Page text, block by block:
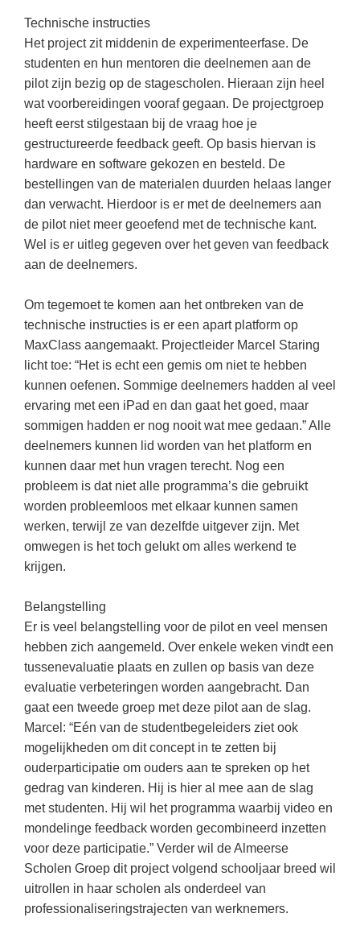
Nederlands
Rekenen / Wiskunde
Scheikunde
Sociale vaardigheden
Spaans
Studievaardigheden
Techniek
Topografie
Verkeer
THEMA'S
Budgetteren
De boerderij
Duurzaamheid
Eerste wereldoorlog
Evolutieleer
Feest- en Gedenkdagen
Godsdienstonderwijs
Kerstfeest
Kleurplaten
Mediawijsheid
Nieuws
Onderwijsprijs
Ruimte
Schoolreisideeën
Schoolspullen
Seizoenen
Seksualiteit
Sinterklaas
Spelletjes
Geschiedenis
Nederlands
Sociale vaardigheden
Studievaardigheden
Taalvaardigheden
LESMATERIAAL
Beeldende Vorming
Geld PO
Geld VO
Geschiedenis
Maatschappijleer
Orientatie
Rekenen
Sociale vaardigheden
Taalvaardigheid
Vakoverstijgend
MEER...
AI voor het onderwijs
Kruiswoordpuzzels
Onderwijslonen
Vrijeschoolonderwijs
Montessori onderwijs
Jenaplanonderwijs
Daltononderwijs
Schoolspullen
Onderwijsvacatures
Afscheidstekst collega
Technische instructies
Het project zit middenin de experimenteerfase. De
studenten en hun mentoren die deelnemen aan de
pilot zijn bezig op de stagescholen. Hieraan zijn heel
wat voorbereidingen vooraf gegaan. De projectgroep
heeft eerst stilgestaan bij de vraag hoe je
gestructureerde feedback geeft. Op basis hiervan is
hardware en software gekozen en besteld. De
bestellingen van de materialen duurden helaas langer
dan verwacht. Hierdoor is er met de deelnemers aan
de pilot niet meer geoefend met de technische kant.
Wel is er uitleg gegeven over het geven van feedback
aan de deelnemers.
Om tegemoet te komen aan het ontbreken van de
technische instructies is er een apart platform op
MaxClass aangemaakt. Projectleider Marcel Staring
licht toe: “Het is echt een gemis om niet te hebben
kunnen oefenen. Sommige deelnemers hadden al veel
ervaring met een iPad en dan gaat het goed, maar
sommigen hadden er nog nooit wat mee gedaan.” Alle
deelnemers kunnen lid worden van het platform en
kunnen daar met hun vragen terecht. Nog een
probleem is dat niet alle programma’s die gebruikt
worden probleemloos met elkaar kunnen samen
werken, terwijl ze van dezelfde uitgever zijn. Met
omwegen is het toch gelukt om alles werkend te
krijgen.
Belangstelling
Er is veel belangstelling voor de pilot en veel mensen
hebben zich aangemeld. Over enkele weken vindt een
tussenevaluatie plaats en zullen op basis van deze
evaluatie verbeteringen worden aangebracht. Dan
gaat een tweede groep met deze pilot aan de slag.
Marcel: “Eén van de studentbegeleiders ziet ook
mogelijkheden om dit concept in te zetten bij
ouderparticipatie om ouders aan te spreken op het
gedrag van kinderen. Hij is hier al mee aan de slag
met studenten. Hij wil het programma waarbij video en
mondelinge feedback worden gecombineerd inzetten
voor deze participatie.” Verder wil de Almeerse
Scholen Groep dit project volgend schooljaar breed wil
uitrollen in haar scholen als onderdeel van
professionaliseringstrajecten van werknemers.